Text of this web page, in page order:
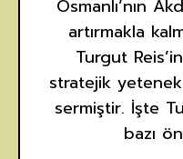
Osmanlı’nın
artırmakla
Turgut
stratejik
sermiştir. İşte
bazı